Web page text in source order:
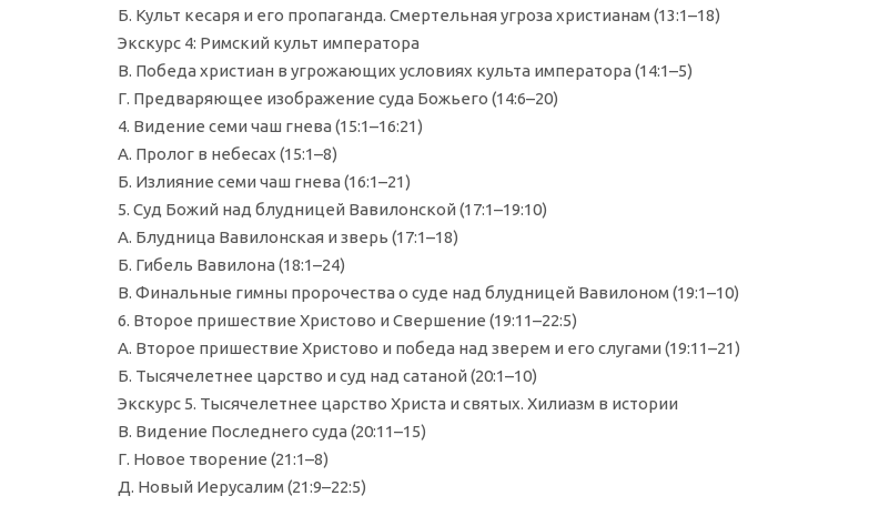
Б. Культ кесаря и его пропаганда. Смертельная угроза христианам (13:1–18)
Экскурс 4: Римский культ императора
В. Победа христиан в угрожающих условиях культа императора (14:1–5)
Г. Предваряющее изображение суда Божьего (14:6–20)
4. Видение семи чаш гнева (15:1–16:21)
А. Пролог в небесах (15:1–8)
Б. Излияние семи чаш гнева (16:1–21)
5. Суд Божий над блудницей Вавилонской (17:1–19:10)
А. Блудница Вавилонская и зверь (17:1–18)
Б. Гибель Вавилона (18:1–24)
В. Финальные гимны пророчества о суде над блудницей Вавилоном (19:1–10)
6. Второе пришествие Христово и Свершение (19:11–22:5)
А. Второе пришествие Христово и победа над зверем и его слугами (19:11–21)
Б. Тысячелетнее царство и суд над сатаной (20:1–10)
Экскурс 5. Тысячелетнее царство Христа и святых. Хилиазм в истории
В. Видение Последнего суда (20:11–15)
Г. Новое творение (21:1–8)
Д. Новый Иерусалим (21:9–22:5)